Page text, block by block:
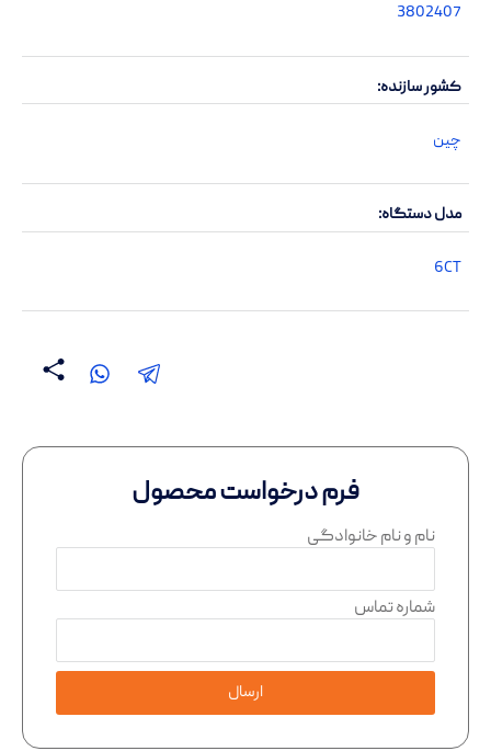
3802407
کشور سازنده
چین
مدل دستگاه
6CT
فرم درخواست محصول
نام و نام خانوادگی
شماره تماس
ارسال